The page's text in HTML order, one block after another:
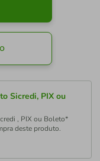
Sicredi, PIX ou
, PIX ou Boleto*
deste produto.